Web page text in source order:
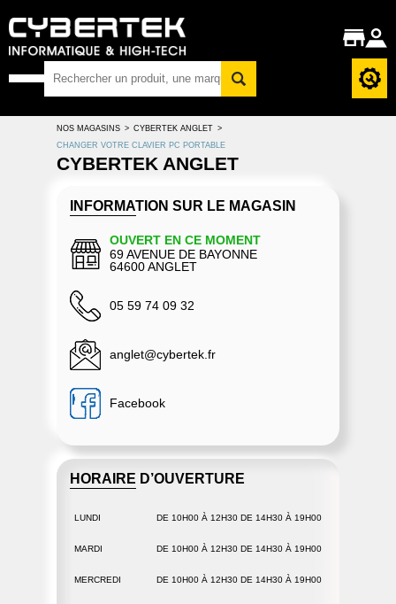
NOS MAGASINS > CYBERTEK ANGLET >
CHANGER VOTRE CLAVIER PC PORTABLE
CYBERTEK ANGLET
INFORMATION SUR LE MAGASIN
OUVERT EN CE MOMENT
69 AVENUE DE BAYONNE
64600 ANGLET
05 59 74 09 32
anglet@cybertek.fr
Facebook
HORAIRE D’OUVERTURE
LUNDI DE 10H00 À 12H30 DE 14H30 À 19H00
MARDI DE 10H00 À 12H30 DE 14H30 À 19H00
MERCREDI DE 10H00 À 12H30 DE 14H30 À 19H00